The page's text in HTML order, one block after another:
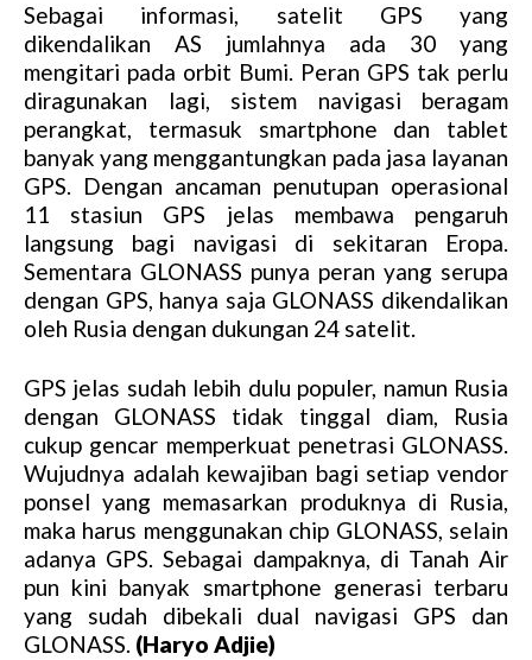
u
e
Sebagai informasi, satelit GPS yang
dikendalikan AS jumlahnya ada 30 yang
mengitari pada orbit Bumi. Peran GPS tak perlu
diragunakan lagi, sistem navigasi beragam
perangkat, termasuk smartphone dan tablet
banyak yang menggantungkan pada jasa layanan
GPS. Dengan ancaman penutupan operasional
11 stasiun GPS jelas membawa pengaruh
langsung bagi navigasi di sekitaran Eropa.
Sementara GLONASS punya peran yang serupa
dengan GPS, hanya saja GLONASS dikendalikan
oleh Rusia dengan dukungan 24 satelit.
GPS jelas sudah lebih dulu populer, namun Rusia
dengan GLONASS tidak tinggal diam, Rusia
cukup gencar memperkuat penetrasi GLONASS.
Wujudnya adalah kewajiban bagi setiap vendor
ponsel yang memasarkan produknya di Rusia,
maka harus menggunakan chip GLONASS, selain
adanya GPS. Sebagai dampaknya, di Tanah Air
pun kini banyak smartphone generasi terbaru
yang sudah dibekali dual navigasi GPS dan
GLONASS. (Haryo Adjie)